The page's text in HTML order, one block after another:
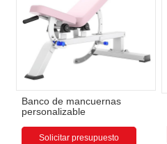
Banco de mancuernas
personalizable
Solicitar presupuesto